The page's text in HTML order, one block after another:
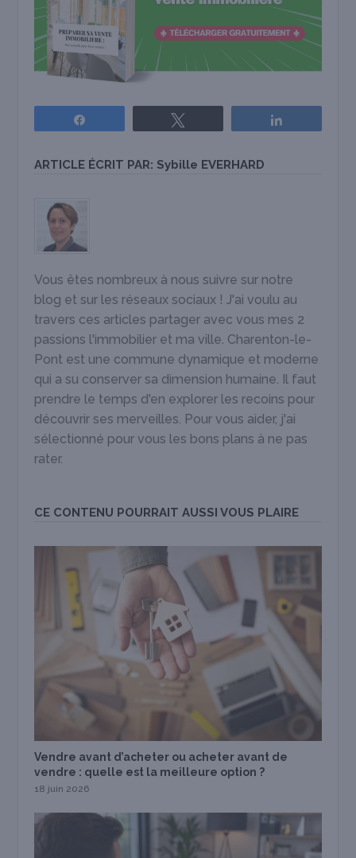
ARTICLE ÉCRIT PAR: Sybille EVERHARD
Vous êtes nombreux à nous suivre sur notre
blog et sur les réseaux sociaux ! J'ai voulu au
travers ces articles partager avec vous mes 2
passions l'immobilier et ma ville. Charenton-le-
Pont est une commune dynamique et moderne
qui a su conserver sa dimension humaine. Il faut
prendre le temps d'en explorer les recoins pour
découvrir ses merveilles. Pour vous aider, j'ai
sélectionné pour vous les bons plans à ne pas
rater.
CE CONTENU POURRAIT AUSSI VOUS PLAIRE
Vendre avant d’acheter ou acheter avant de
vendre : quelle est la meilleure option ?
18 juin 2026